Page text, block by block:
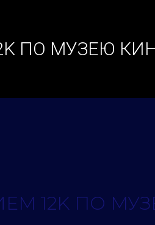
ПО МУЗЕЮ
12K ПО